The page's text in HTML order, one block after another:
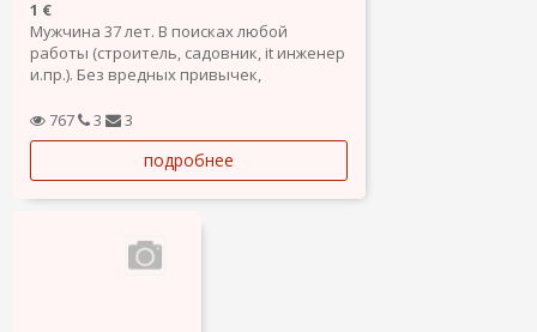
1 €
Мужчина 37 лет. В поисках любой
работы (строитель, садовник, it инженер
и.пр.). Без вредных привычек,
работать на результат, быстро
обучаюсь. Высшие образование,
водительские права категории Б.
Готов рассмотреть варианты.
767 3 3
подробнее